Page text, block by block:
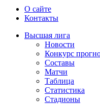
О сайте
Контакты
Высшая лига
Новости
Конкурс
Составы
Матчи
Таблица
Статистика
Стадионы